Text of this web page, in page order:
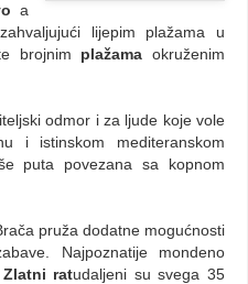
a
zahvaljujući lijepim plažama u
brojnim plažamaokruženim
odmor i za ljude koje vole
i istinskom mediteranskom
puta povezana sa kopnom
pruža dodatne mogućnosti
Najpoznatije mondeno
Zlatni ratudaljeni su svega 35